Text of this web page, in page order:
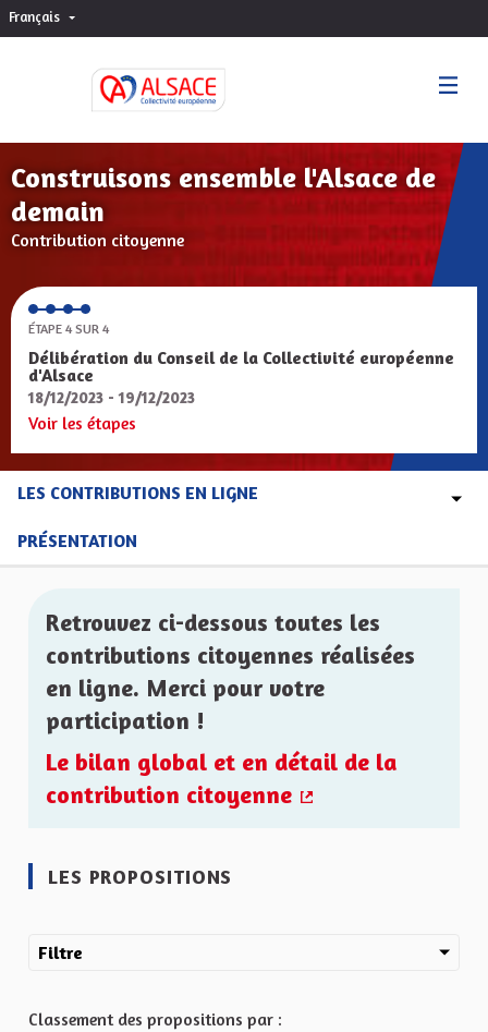
Français Choisir la langue
Construisons ensemble l'Alsace de
demain
Contribution citoyenne
ÉTAPE 4 SUR 4
Délibération du Conseil de la Collectivité européenne
d'Alsace
18/12/2023 - 19/12/2023
Voir les étapes
LES CONTRIBUTIONS EN LIGNE
PRÉSENTATION
Retrouvez ci-dessous toutes les
contributions citoyennes réalisées
en ligne. Merci pour votre
participation !
Le bilan global et en détail de la
contribution citoyenne
LES PROPOSITIONS
Filtre
Classement des propositions par :